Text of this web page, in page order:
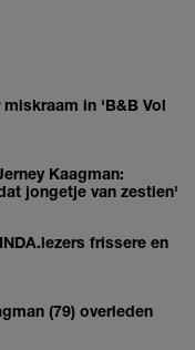
in 'B&B Vol
Kaagman:
jongetje van zestien'
frissere en
(79) overleden